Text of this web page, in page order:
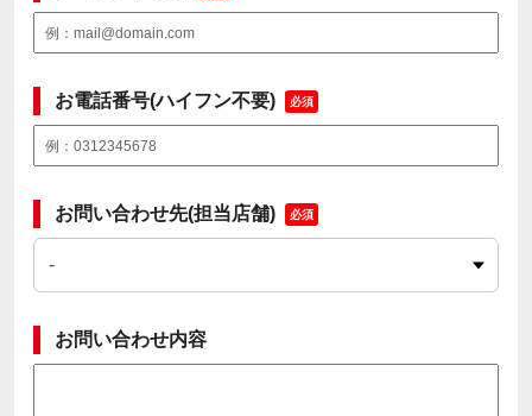
お電話番号(ハイフン不要) 必須
お問い合わせ先(担当店舗) 必須
お問い合わせ内容